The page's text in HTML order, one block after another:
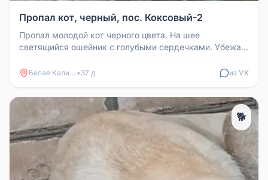
Пропал кот, черный, пос. Коксовый-2
Пропал молодой кот черного цвета. На шее
светящийся ошейник с голубыми сердечками. Убежал,
Белая Калитва • 37 д из VK
🐕